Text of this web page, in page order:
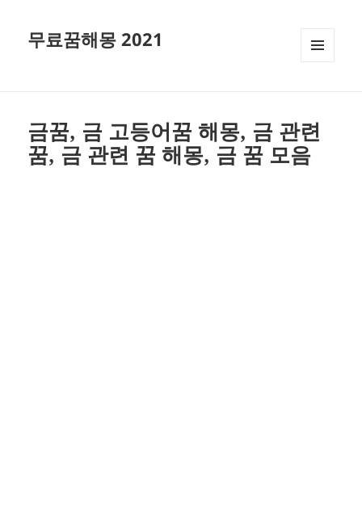
무료꿈해몽 2021
금꿈, 금 고등어꿈 해몽, 금 관련
꿈, 금 관련 꿈 해몽, 금 꿈 모음